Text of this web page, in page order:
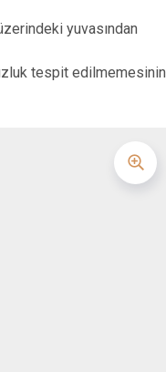
yuvasından
tespit edilmemesinin